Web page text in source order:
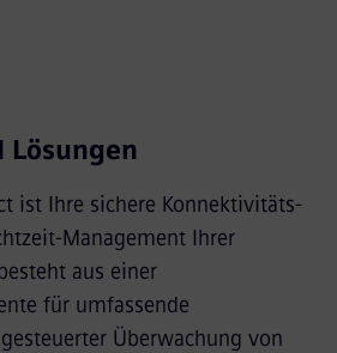
Lösungen
ist Ihre sichere Konnektivitäts-
Management Ihrer
aus einer
für umfassende
Überwachung von